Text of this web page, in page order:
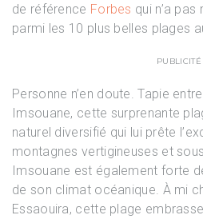
de référence Forbes qui n’a
parmi les 10 plus belles plages
PUBLICITÉ
Personne n’en doute. Tapie
Imsouane, cette surprenante
naturel diversifié qui lui prête
montagnes vertigineuses et
Imsouane est également forte
de son climat océanique. À mi
Essaouira, cette plage embrasse